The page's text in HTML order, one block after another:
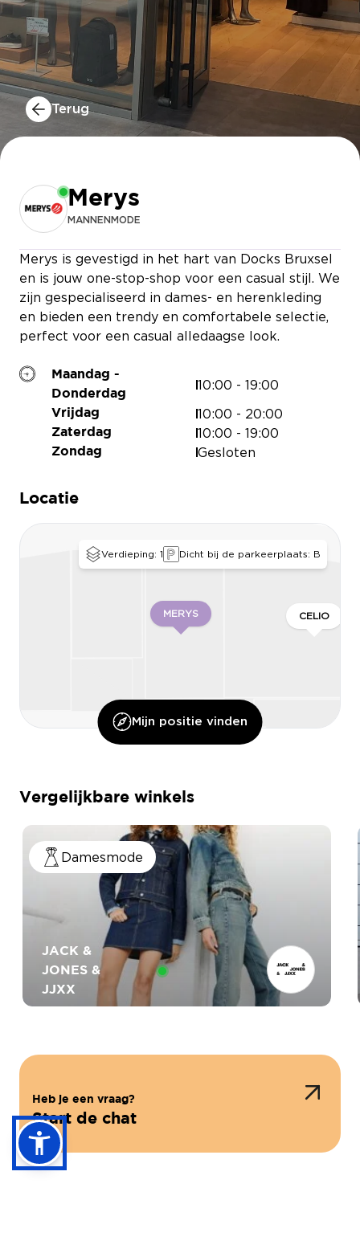
Terug
Merys
MANNENMODE
Merys is gevestigd in het hart van Docks Bruxsel
en is jouw one-stop-shop voor een casual stijl. We
zijn gespecialiseerd in dames- en herenkleding
en bieden een trendy en comfortabele selectie,
perfect voor een casual alledaagse look.
Maandag -
Donderdag
10:00 - 19:00
Vrijdag 10:00 - 20:00
Zaterdag 10:00 - 19:00
Zondag Gesloten
Locatie
MY PERMIS
MERYS
ONLY & SONS
CELIO
Verdieping: 1 Dicht bij de parkeerplaats: B
Mijn positie vinden
Vergelijkbare winkels
Damesmode
JACK &
JONES &
JJXX
Heb je een vraag?
Start de chat